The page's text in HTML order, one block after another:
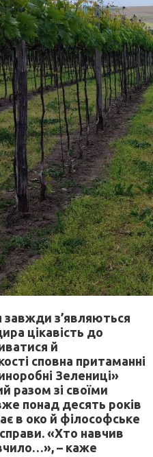
з’являються
цікавість до
й
сповна притаманні
Зелениці»
разом зі своїми
понад десять років
в око й філософське
«Хто навчив
– каже